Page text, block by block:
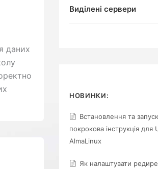
даних
Виділені сервери
НОВИНКИ:
Встановлення та
покрокова інструкція для
AlmaLinux
Як налаштувати